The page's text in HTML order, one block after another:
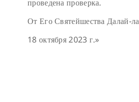
проведена проверка.
От Его Святейшества Далай-
18 октября 2023 г.»